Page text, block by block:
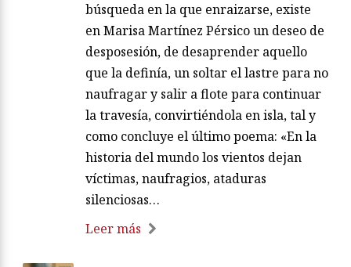
búsqueda en la que enraizarse, existe
en Marisa Martínez Pérsico un deseo de
desposesión, de desaprender aquello
que la definía, un soltar el lastre para no
naufragar y salir a flote para continuar
la travesía, convirtiéndola en isla, tal y
como concluye el último poema: «En la
historia del mundo los vientos dejan
víctimas, naufragios, ataduras
silenciosas…
Leer más